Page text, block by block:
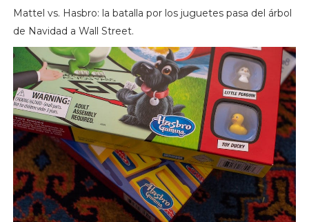
Mattel vs. Hasbro: la batalla por los juguetes pasa del árbol
de Navidad a Wall Street.